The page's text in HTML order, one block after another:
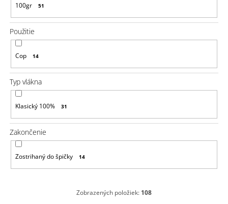
100gr 51
Použitie
Cop 14
Typ vlákna
Klasický 100% 31
Zakončenie
Zostrihaný do špičky 14
Zobrazených položiek: 108